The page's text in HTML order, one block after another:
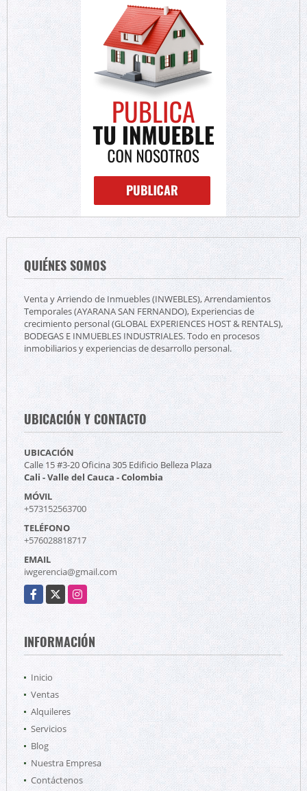
QUIÉNES SOMOS
Venta y Arriendo de Inmuebles (INWEBLES), Arrendamientos
Temporales (AYARANA SAN FERNANDO), Experiencias de
crecimiento personal (GLOBAL EXPERIENCES HOST & RENTALS),
BODEGAS E INMUEBLES INDUSTRIALES. Todo en procesos
inmobiliarios y experiencias de desarrollo personal.
UBICACIÓN Y CONTACTO
UBICACIÓN
Calle 15 #3-20 Oficina 305 Edificio Belleza Plaza
Cali - Valle del Cauca - Colombia
MÓVIL
+573152563700
TELÉFONO
+576028818717
EMAIL
iwgerencia@gmail.com
Facebook
X Instagram
INFORMACIÓN
Inicio
Ventas
Alquileres
Servicios
Blog
Nuestra Empresa
Contáctenos